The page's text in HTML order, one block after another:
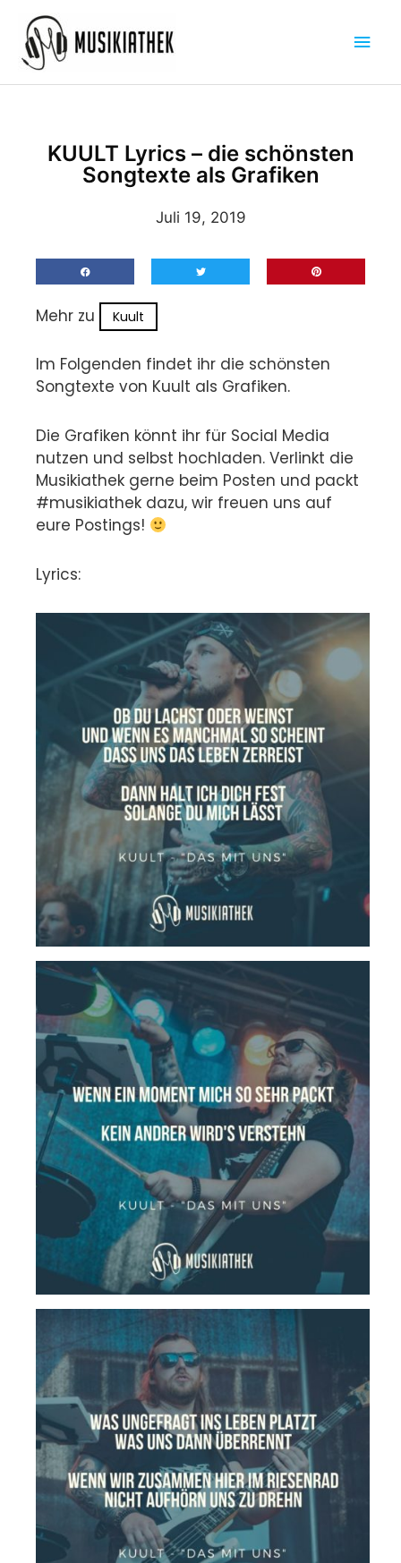
Inhalt
springen
KUULT Lyrics – die schönsten
Songtexte als Grafiken
Juli 19, 2019
Mehr zu Kuult
Im Folgenden findet ihr die schönsten
Songtexte von Kuult als Grafiken.
Die Grafiken könnt ihr für Social Media
nutzen und selbst hochladen. Verlinkt die
Musikiathek gerne beim Posten und packt
#musikiathek dazu, wir freuen uns auf
eure Postings!
Lyrics: